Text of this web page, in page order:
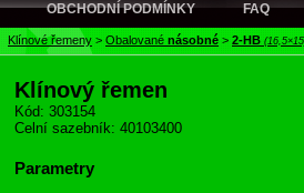
OBCHODNÍ PODMÍNKY FAQ
Klínové řemeny > Obalované násobné > 2-HB
Klínový řemen
Kód: 303154
Celní sazebník: 40103400
Parametry